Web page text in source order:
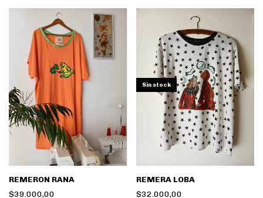
REMERON RANA
$39.000,00
Sin stock
REMERA LOBA
$32.000,00